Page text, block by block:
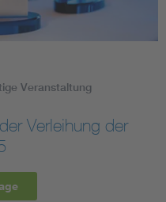
Veranstaltung
Verleihung der